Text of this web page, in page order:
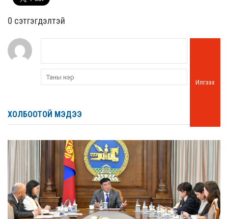
0 cэтгэгдэлтэй
Илгээх
ХОЛБООТОЙ МЭДЭЭ